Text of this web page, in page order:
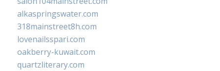
alkaspringswater.com
318mainstreet8h.com
lovenailsspari.com
oakberry-kuwait.com
quartzliterary.com